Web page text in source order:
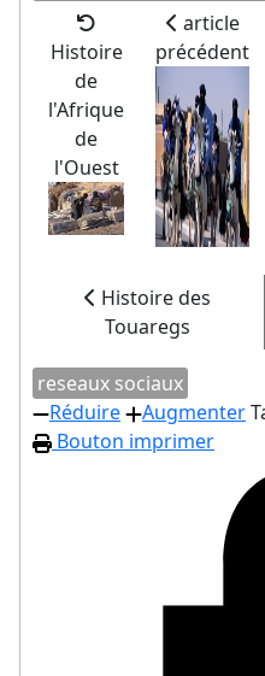
Histoire
de
l'Afrique
de
l'Ouest
article
précédent
Histoire des
Touaregs
reseaux sociaux
Réduire
Augmenter
Bouton imprimer